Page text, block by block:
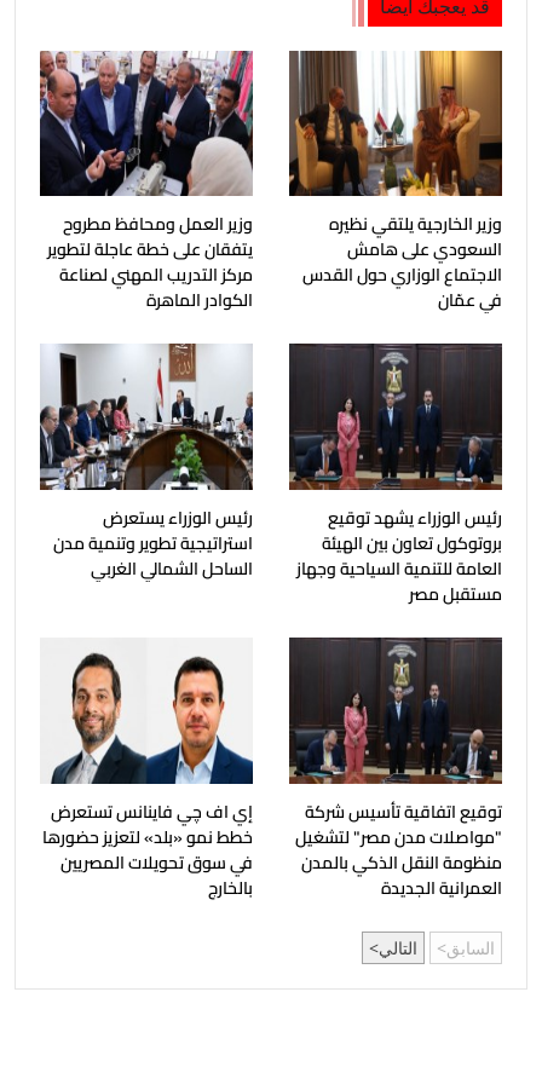
قد يعجبك ايضا
وزير الخارجية يلتقي نظيره
السعودي على هامش
الاجتماع الوزاري حول القدس
في عمّان
وزير العمل ومحافظ مطروح
يتفقان على خطة عاجلة لتطوير
مركز التدريب المهني لصناعة
الكوادر الماهرة
رئيس الوزراء يشهد توقيع
بروتوكول تعاون بين الهيئة
العامة للتنمية السياحية وجهاز
مستقبل مصر
رئيس الوزراء يستعرض
استراتيجية تطوير وتنمية مدن
الساحل الشمالي الغربي
توقيع اتفاقية تأسيس شركة
"مواصلات مدن مصر" لتشغيل
منظومة النقل الذكي بالمدن
العمرانية الجديدة
إي اف چي فاينانس تستعرض
خطط نمو «بلد» لتعزيز حضورها
في سوق تحويلات المصريين
بالخارج
السابق التالي